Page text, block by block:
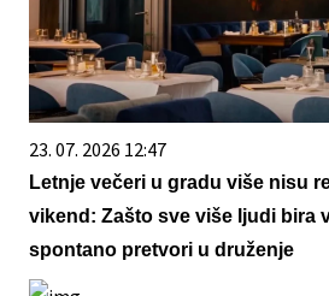
23. 07. 2026 12:47
Letnje večeri u gradu više nisu
vikend: Zašto sve više ljudi bira
spontano pretvori u druženje